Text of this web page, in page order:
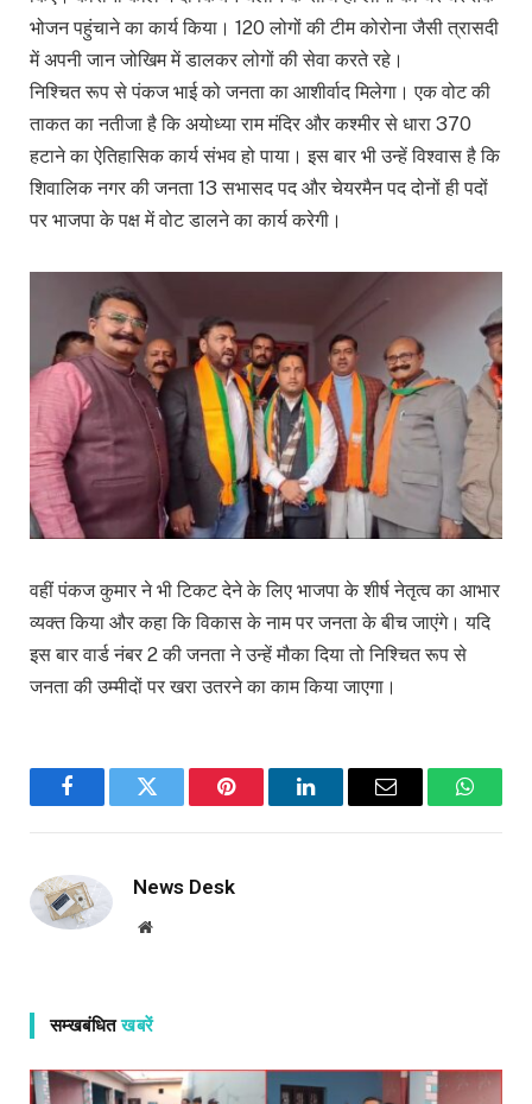
भोजन पहुंचाने का कार्य किया। 120 लोगों की टीम कोरोना जैसी त्रासदी
में अपनी जान जोखिम में डालकर लोगों की सेवा करते रहे।
निश्चित रूप से पंकज भाई को जनता का आशीर्वाद मिलेगा। एक वोट की
ताकत का नतीजा है कि अयोध्या राम मंदिर और कश्मीर से धारा 370
हटाने का ऐतिहासिक कार्य संभव हो पाया। इस बार भी उन्हें विश्वास है कि
शिवालिक नगर की जनता 13 सभासद पद और चेयरमैन पद दोनों ही पदों
पर भाजपा के पक्ष में वोट डालने का कार्य करेगी।
वहीं पंकज कुमार ने भी टिकट देने के लिए भाजपा के शीर्ष नेतृत्व का आभार
व्यक्त किया और कहा कि विकास के नाम पर जनता के बीच जाएंगे। यदि
इस बार वार्ड नंबर 2 की जनता ने उन्हें मौका दिया तो निश्चित रूप से
जनता की उम्मीदों पर खरा उतरने का काम किया जाएगा।
FacebookTwitter Pinterest LinkedInEmail
News Desk
Website
सम्खबंधितखबरें